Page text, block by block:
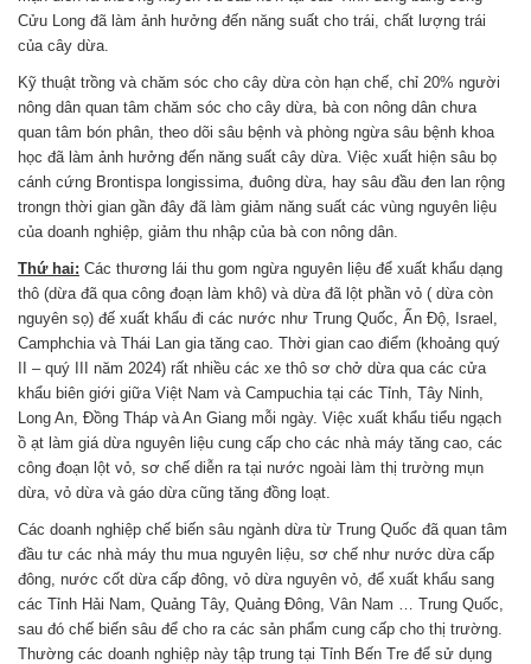
Cửu Long đã làm ảnh hưởng đến năng suất cho trái, chất lượng trái
của cây dừa.
Kỹ thuật trồng và chăm sóc cho cây dừa còn hạn chế, chỉ 20% người
nông dân quan tâm chăm sóc cho cây dừa, bà con nông dân chưa
quan tâm bón phân, theo dõi sâu bệnh và phòng ngừa sâu bệnh khoa
học đã làm ảnh hưởng đến năng suất cây dừa. Việc xuất hiện sâu bọ
cánh cứng Brontispa longissima, đuông dừa, hay sâu đầu đen lan rộng
trongn thời gian gần đây đã làm giảm năng suất các vùng nguyên liệu
của doanh nghiệp, giảm thu nhập của bà con nông dân.
Thứ hai: Các thương lái thu gom ngừa nguyên liệu để xuất khẩu dạng
thô (dừa đã qua công đoạn làm khô) và dừa đã lột phần vỏ ( dừa còn
nguyên sọ) đế xuất khẩu đi các nước như Trung Quốc, Ấn Độ, Israel,
Camphchia và Thái Lan gia tăng cao. Thời gian cao điểm (khoảng quý
II – quý III năm 2024) rất nhiều các xe thô sơ chở dừa qua các cửa
khẩu biên giới giữa Việt Nam và Campuchia tại các Tỉnh, Tây Ninh,
Long An, Đồng Tháp và An Giang mỗi ngày. Việc xuất khẩu tiểu ngạch
ồ ạt làm giá dừa nguyên liệu cung cấp cho các nhà máy tăng cao, các
công đoạn lột vỏ, sơ chế diễn ra tại nước ngoài làm thị trường mụn
dừa, vỏ dừa và gáo dừa cũng tăng đồng loạt.
Các doanh nghiệp chế biến sâu ngành dừa từ Trung Quốc đã quan tâm
đầu tư các nhà máy thu mua nguyên liệu, sơ chế như nước dừa cấp
đông, nước cốt dừa cấp đông, vỏ dừa nguyên vỏ, để xuất khẩu sang
các Tỉnh Hải Nam, Quảng Tây, Quảng Đông, Vân Nam … Trung Quốc,
sau đó chế biến sâu để cho ra các sản phẩm cung cấp cho thị trường.
Thường các doanh nghiệp này tập trung tại Tỉnh Bến Tre để sử dụng